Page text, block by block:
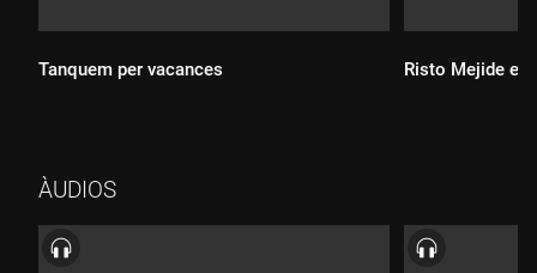
Tanquem per vacances Risto Mejide
ÀUDIOS